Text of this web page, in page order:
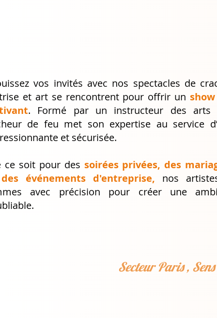
vos invités avec nos spectacles de
et art se rencontrent pour offrir un
. Formé par un instructeur des arts
de feu met son expertise au service
et sécurisée.
ce soit pour des soirées privées, des
événements d'entreprise, nos
avec précision pour créer une
Secteur Paris ,